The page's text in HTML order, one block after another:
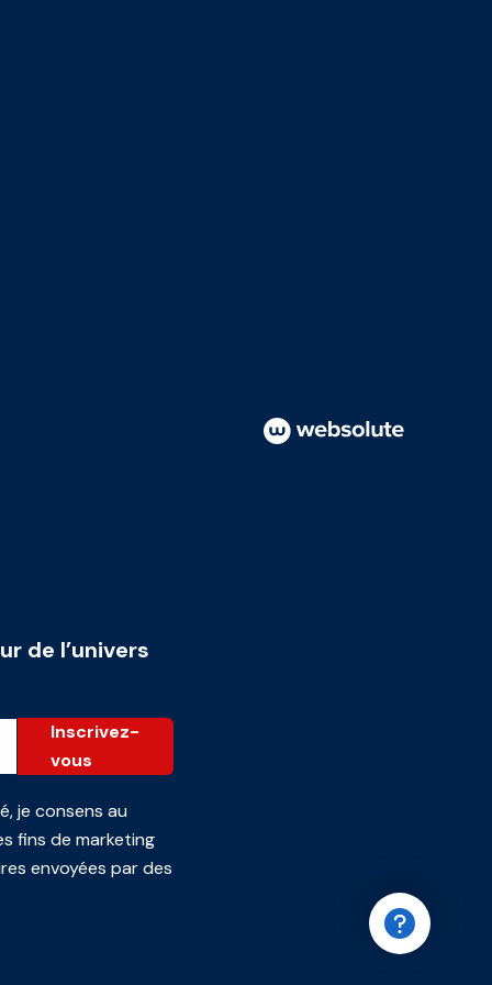
de l’univers
Inscrivez-
vous
, je consens au
fins de marketing
envoyées par des